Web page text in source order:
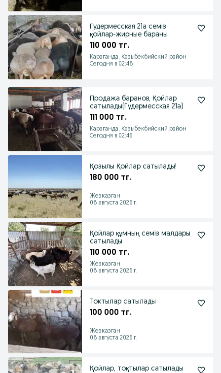
Гудермесская 21а семіз
қойлар-жирные бараны
110 000 тг.
Караганда, Казыбекбийский район
Сегодня в 02:48
Продажа баранов, Қойлар
сатылады(Гудермесская 21а)
111 000 тг.
Караганда, Казыбекбийский район
Сегодня в 02:46
Қозылы Қойлар сатылады!
180 000 тг.
Жезказган
08 августа 2026 г.
Қойлар құмның семіз малдары
сатылады
110 000 тг.
Жезказган
08 августа 2026 г.
Токтылар сатылады
100 000 тг.
Жезказган
08 августа 2026 г.
Қойлар, тоқтылар сатылады